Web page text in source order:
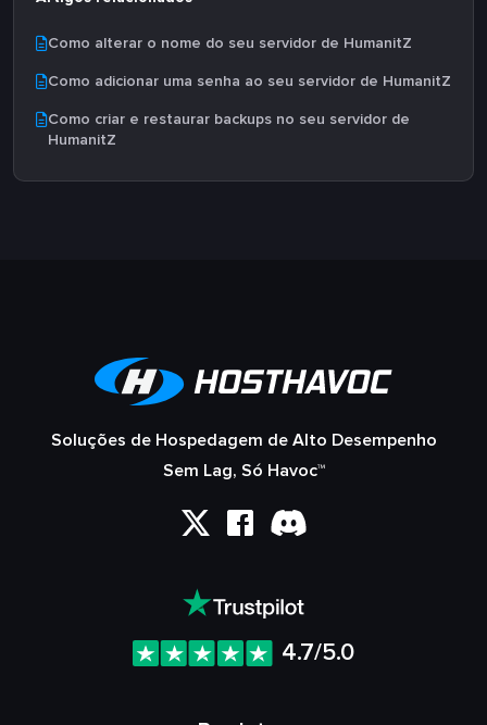
Como alterar o nome do seu servidor de HumanitZ
Como adicionar uma senha ao seu servidor de HumanitZ
Como criar e restaurar backups no seu servidor de
HumanitZ
Soluções de Hospedagem de Alto Desempenho
Sem Lag, Só Havoc™
4.7/5.0